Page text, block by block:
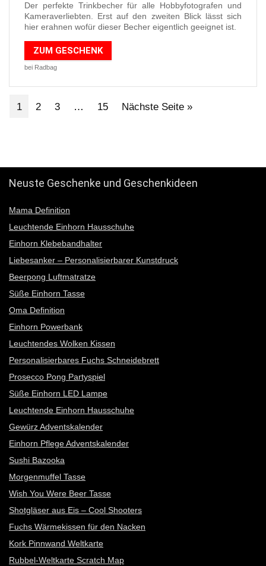
Der perfekte Trinkbecher für alle Hobbyfotografen und
Kameraverliebten. Erst auf den zweiten Blick lässt sich
hier erahnen wofür dieser Becher eigentlich geeignet ist.
ZUM GESCHENK
bei Radbag
1 2 3 15 Nächste Seite »
Neuste Geschenke und Geschenkideen
Mama Definition
Leuchtende Einhorn Hausschuhe
Einhorn Klebebandhalter
Liebesanker – Personalisierbarer Kunstdruck
Beerpong Luftmatratze
Süße Einhorn Tasse
Oma Definition
Einhorn Powerbank
Leuchtendes Wolken Kissen
Personalisierbares Fuchs Schneidebrett
Prosecco Pong Partyspiel
Süße Einhorn LED Lampe
Leuchtende Einhorn Hausschuhe
Gewürz Adventskalender
Einhorn Pflege Adventskalender
Sushi Bazooka
Morgenmuffel Tasse
Wish You Were Beer Tasse
Shotgläser aus Eis – Cool Shooters
Fuchs Wärmekissen für den Nacken
Kork Pinnwand Weltkarte
Rubbel-Weltkarte Scratch Map